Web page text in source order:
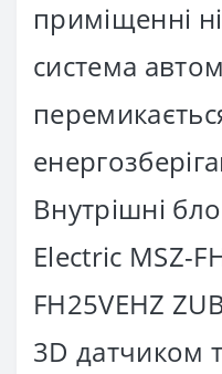
приміщенні
система
Внутрішні
Electric MSZ-
FH25VEHZ
3D датчиком